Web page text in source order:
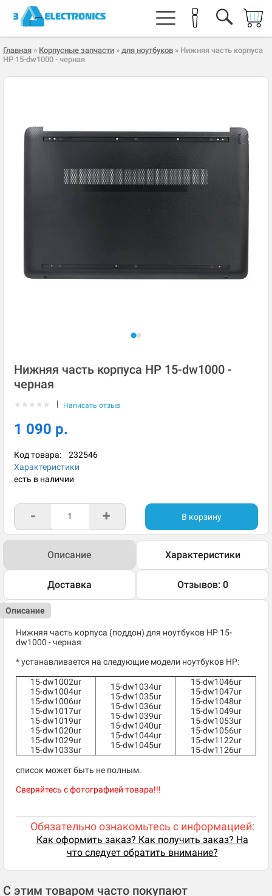
Главная » Корпусные запчасти » для ноутбуков » Нижняя часть корпуса
HP 15-dw1000 - черная
Нижняя часть корпуса HP 15-dw1000 -
черная
★ ★ ★ ★ ★ | Написать отзыв
1 090 р.
Код товара: 232546
Характеристики
есть в наличии
- + В корзину
Описание Характеристики
Доставка Отзывов: 0
Описание
Нижняя часть корпуса (поддон) для ноутбуков HP 15-
dw1000 - черная
* устанавливается на следующие модели ноутбуков HP:
15-dw1002ur
15-dw1004ur
15-dw1006ur
15-dw1017ur
15-dw1019ur
15-dw1020ur
15-dw1029ur
15-dw1033ur
15-dw1034ur
15-dw1035ur
15-dw1036ur
15-dw1039ur
15-dw1040ur
15-dw1044ur
15-dw1045ur
15-dw1046ur
15-dw1047ur
15-dw1048ur
15-dw1049ur
15-dw1053ur
15-dw1056ur
15-dw1122ur
15-dw1126ur
список может быть не полным.
Сверяйтесь с фотографией товара!!!
Обязательно ознакомьтесь с информацией:
Как оформить заказ? Как получить заказ? На
что следует обратить внимание?
С этим товаром часто покупают